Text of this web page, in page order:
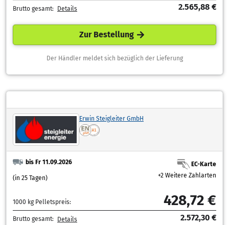
Brutto gesamt: Details 2.565,88 €
Zur Bestellung
Der Händler meldet sich bezüglich der Lieferung
Erwin Steigleiter GmbH
bis Fr 11.09.2026
(in 25 Tagen)
EC-Karte
+2 Weitere Zahlarten
1000 kg Pelletspreis: 428,72 €
Brutto gesamt: Details 2.572,30 €